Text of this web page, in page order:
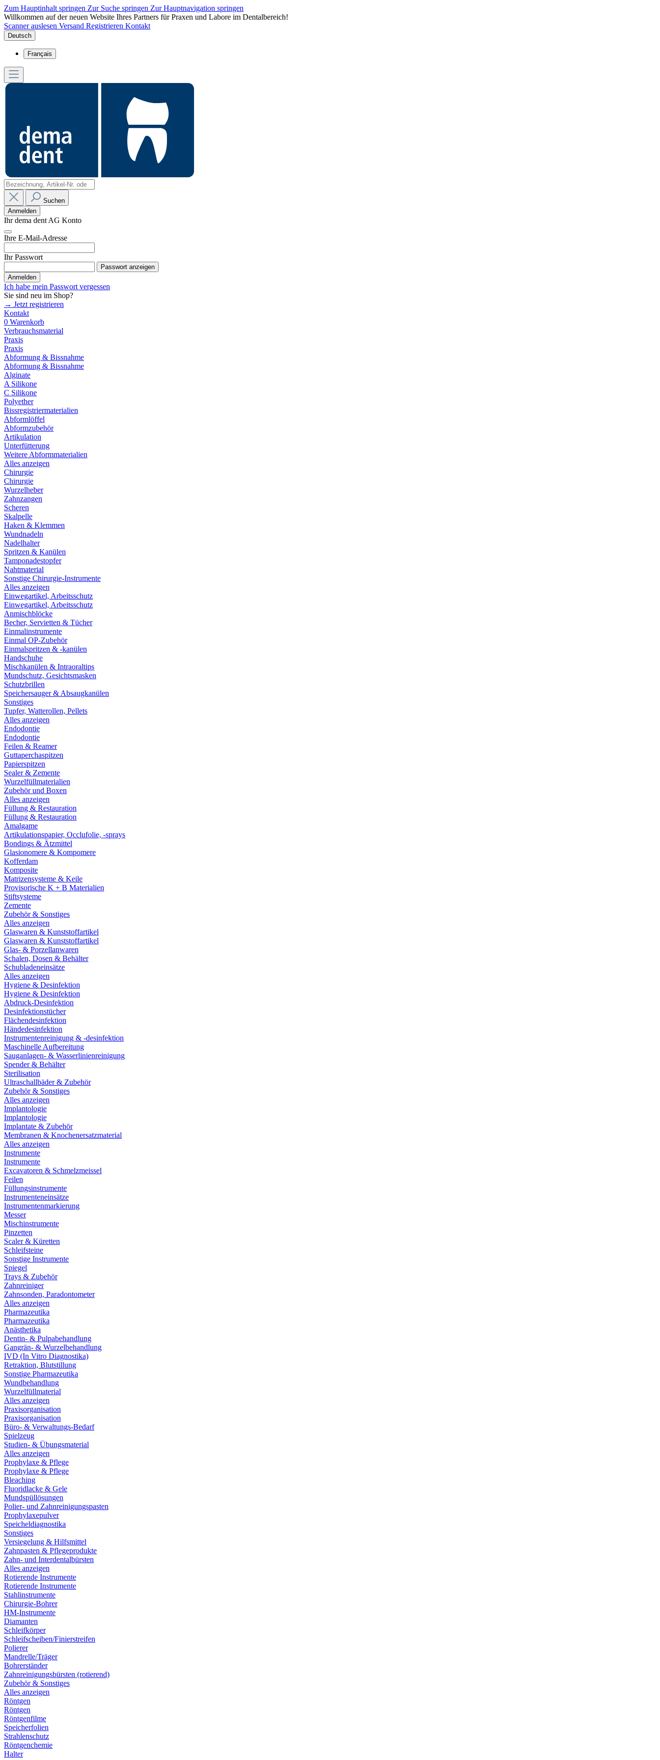
Zum Hauptinhalt springen Zur Suche springen Zur Hauptnavigation springen
Willkommen auf der neuen Website Ihres Partners für Praxen und Labore im Dentalbereich!
Scanner auslesen Versand Registrieren Kontakt
Deutsch
Français
Suchen
Anmelden
Ihr dema dent AG Konto
Ihre E-Mail-Adresse
Ihr Passwort
Passwort anzeigen
Anmelden
Ich habe mein Passwort vergessen
Sie sind neu im Shop?
→ Jetzt registrieren
Kontakt
0 Warenkorb
Verbrauchsmaterial
Praxis
Praxis
Abformung & Bissnahme
Abformung & Bissnahme
Alginate
A Silikone
C Silikone
Polyether
Bissregistriermaterialien
Abformlöffel
Abformzubehör
Artikulation
Unterfütterung
Weitere Abformmaterialien
Alles anzeigen
Chirurgie
Chirurgie
Wurzelheber
Zahnzangen
Scheren
Skalpelle
Haken & Klemmen
Wundnadeln
Nadelhalter
Spritzen & Kanülen
Tamponadestopfer
Nahtmaterial
Sonstige Chirurgie-Instrumente
Alles anzeigen
Einwegartikel, Arbeitsschutz
Einwegartikel, Arbeitsschutz
Anmischblöcke
Becher, Servietten & Tücher
Einmalinstrumente
Einmal OP-Zubehör
Einmalspritzen & -kanülen
Handschuhe
Mischkanülen & Intraoraltips
Mundschutz, Gesichtsmasken
Schutzbrillen
Speichersauger & Absaugkanülen
Sonstiges
Tupfer, Watterollen, Pellets
Alles anzeigen
Endodontie
Endodontie
Feilen & Reamer
Guttaperchaspitzen
Papierspitzen
Sealer & Zemente
Wurzelfüllmaterialien
Zubehör und Boxen
Alles anzeigen
Füllung & Restauration
Füllung & Restauration
Amalgame
Artikulationspapier, Occlufolie, -sprays
Bondings & Ätzmittel
Glasionomere & Kompomere
Kofferdam
Komposite
Matrizensysteme & Keile
Provisorische K + B Materialien
Stiftsysteme
Zemente
Zubehör & Sonstiges
Alles anzeigen
Glaswaren & Kunststoffartikel
Glaswaren & Kunststoffartikel
Glas- & Porzellanwaren
Schalen, Dosen & Behälter
Schubladeneinsätze
Alles anzeigen
Hygiene & Desinfektion
Hygiene & Desinfektion
Abdruck-Desinfektion
Desinfektionstücher
Flächendesinfektion
Händedesinfektion
Instrumentenreinigung & -desinfektion
Maschinelle Aufbereitung
Sauganlagen- & Wasserlinienreinigung
Spender & Behälter
Sterilisation
Ultraschallbäder & Zubehör
Zubehör & Sonstiges
Alles anzeigen
Implantologie
Implantologie
Implantate & Zubehör
Membranen & Knochenersatzmaterial
Alles anzeigen
Instrumente
Instrumente
Excavatoren & Schmelzmeissel
Feilen
Füllungsinstrumente
Instrumenteneinsätze
Instrumentenmarkierung
Messer
Mischinstrumente
Pinzetten
Scaler & Küretten
Schleifsteine
Sonstige Instrumente
Spiegel
Trays & Zubehör
Zahnreiniger
Zahnsonden, Paradontometer
Alles anzeigen
Pharmazeutika
Pharmazeutika
Anästhetika
Dentin- & Pulpabehandlung
Gangrän- & Wurzelbehandlung
IVD (In Vitro Diagnostika)
Retraktion, Blutstillung
Sonstige Pharmazeutika
Wundbehandlung
Wurzelfüllmaterial
Alles anzeigen
Praxisorganisation
Praxisorganisation
Büro- & Verwaltungs-Bedarf
Spielzeug
Studien- & Übungsmaterial
Alles anzeigen
Prophylaxe & Pflege
Prophylaxe & Pflege
Bleaching
Fluoridlacke & Gele
Mundspüllösungen
Polier- und Zahnreinigungspasten
Prophylaxepulver
Speicheldiagnostika
Sonstiges
Versiegelung & Hilfsmittel
Zahnpasten & Pflegeprodukte
Zahn- und Interdentalbürsten
Alles anzeigen
Rotierende Instrumente
Rotierende Instrumente
Stahlinstrumente
Chirurgie-Bohrer
HM-Instrumente
Diamanten
Schleifkörper
Schleifscheiben/Finierstreifen
Polierer
Mandrelle/Träger
Bohrerständer
Zahnreinigungsbürsten (rotierend)
Zubehör & Sonstiges
Alles anzeigen
Röntgen
Röntgen
Röntgenfilme
Speicherfolien
Strahlenschutz
Röntgenchemie
Halter